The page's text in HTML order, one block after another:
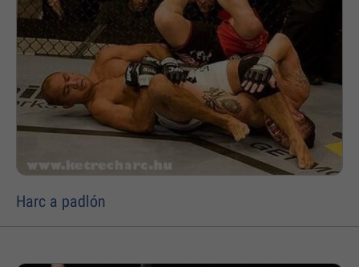
Harc a padlón